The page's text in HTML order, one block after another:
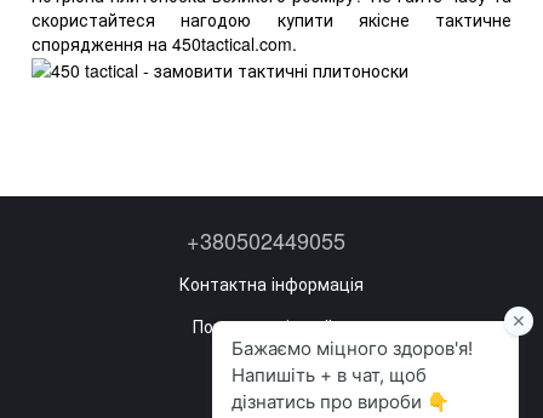
скористайтеся нагодою купити якісне тактичне
спорядження на 450tactical.com.
+380502449055
Контактна інформація
Повна версія сайту
Мапа сайту
©2022—2026